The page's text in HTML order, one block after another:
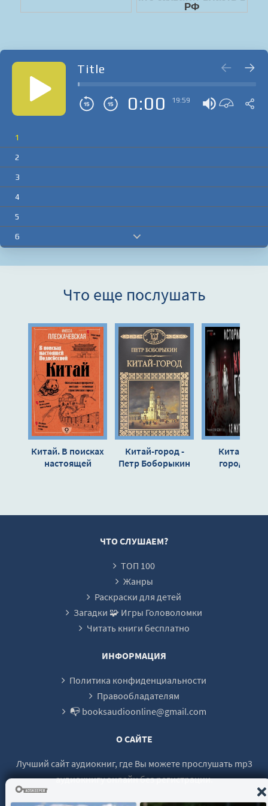
Title
0:00 19:59
1
2
3
4
5
6
20
Что еще послушать
Китай. В поисках
настоящей
Китай-город -
Петр Боборыкин
Китайские
городские
ЧТО СЛУШАЕМ?
ТОП 100
Жанры
Раскраски для детей
Загадки 🧩 Игры Головоломки
Читать книги бесплатно
ИНФОРМАЦИЯ
Политика конфиденциальности
Правообладателям
📭 booksaudioonline@gmail.com
О САЙТЕ
Лучший сайт аудиокниг, где Вы можете прослушать mp3
аудиокнигу онлайн без регистрации.